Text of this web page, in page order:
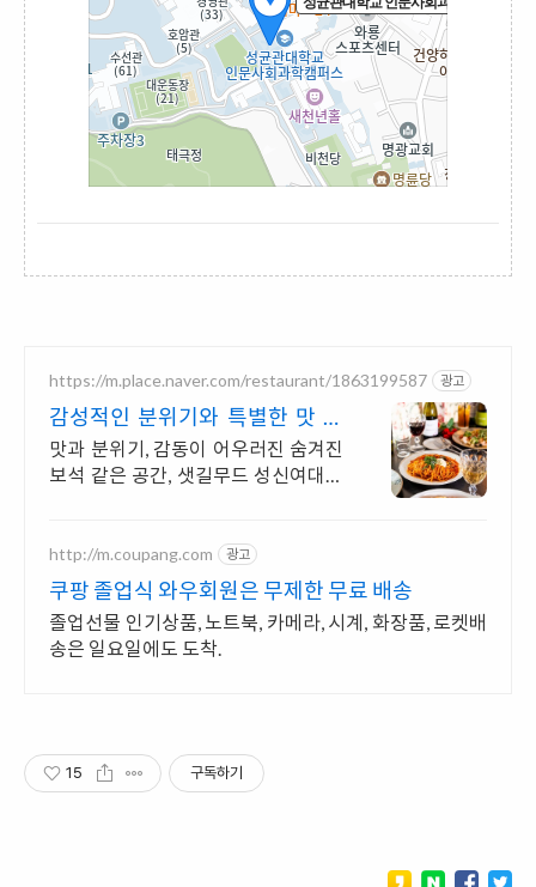
https://m.place.naver.com/restaurant/1863199587 광고
감성적인 분위기와 특별한 맛 데
이트를 위한 특별한 공간
맛과 분위기, 감동이 어우러진 숨겨진
보석 같은 공간, 샛길무드 성신여대점
http://m.coupang.com 광고
쿠팡 졸업식 와우회원은 무제한 무료 배송
졸업선물 인기상품, 노트북, 카메라, 시계, 화장품, 로켓배
송은 일요일에도 도착.
15 구독하기